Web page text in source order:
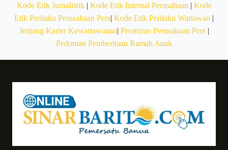
Kode Etik Jurnalistik| Kode Etik Internal Perusahaan | Kode
Etik Perilaku Perusahaan Pers| Kode Etik Perilaku Wartawan |
Jenjang Karier Kewartawanan| Peraturan Perusahaan Pers|
Pedoman Pemberitaan Ramah Anak